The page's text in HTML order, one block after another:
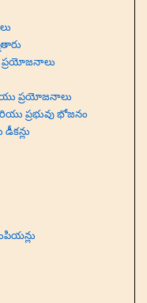
ప్రయోజనాలు
ప్రయోజనాలు
ప్రభువు భోజనం